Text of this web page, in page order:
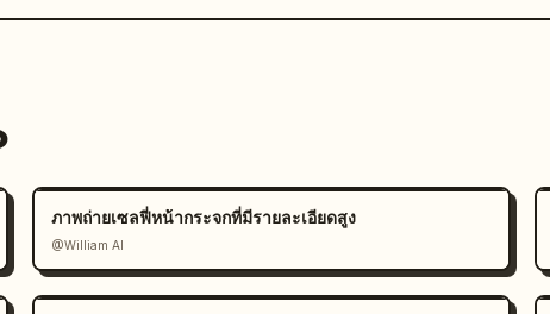
ภาพถ่ายเซลฟี่หน้ากระจกที่มีรายละเอียดสูง
@William AI